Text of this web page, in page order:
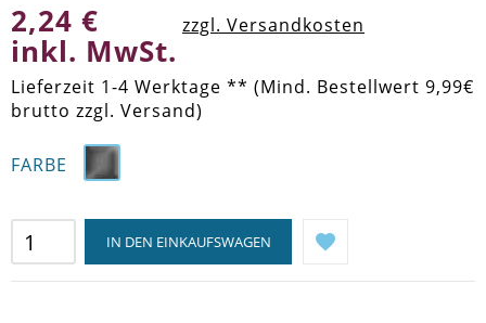
2,24 €
inkl. MwSt.
zzgl. Versandkosten
Lieferzeit 1-4 Werktage ** (Mind. Bestellwert 9,99€
brutto zzgl. Versand)
FARBE
IN DEN EINKAUFSWAGEN